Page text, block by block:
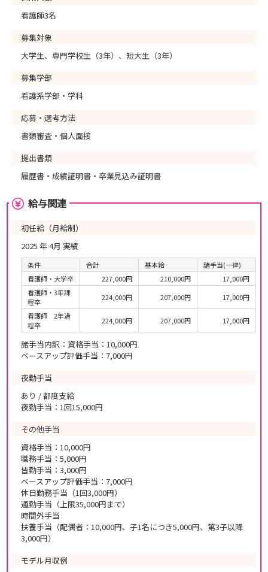
看護師3名
募集対象
大学生、専門学校生（3年）、短大生（3年）
募集学部
看護系学部・学科
応募・選考方法
書類審査・個人面接
提出書類
履歴書・成績証明書・卒業見込み証明書
給与関連
初任給（月給制）
2025 年 4月 実績
条件 合計 基本給
諸手当(一律)
看護師・大学卒
227,000円 210,000円
17,000円
看護師・3年課
程卒
224,000円 207,000円
17,000円
看護師 2年過
程卒
224,000円 207,000円 17,000円
諸手当内訳：資格手当：10,000円
ベースアップ評価手当：7,000円
夜勤手当
あり / 都度支給
夜勤手当：1回15,000円
その他手当
資格手当：10,000円
職務手当：5,000円
皆勤手当：3,000円
ベースアップ評価手当：7,000円
休日勤務手当（1回3,000円）
通勤手当（上限35,000円まで）
時間外手当
扶養手当（配偶者：10,000円、子1名につき5,000円、第3子以降
3,000円）
モデル月収例